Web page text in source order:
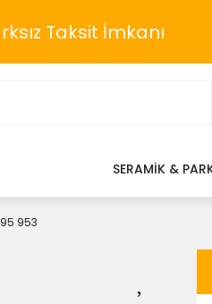
Taksit İmkanı
SERAMİK &
953